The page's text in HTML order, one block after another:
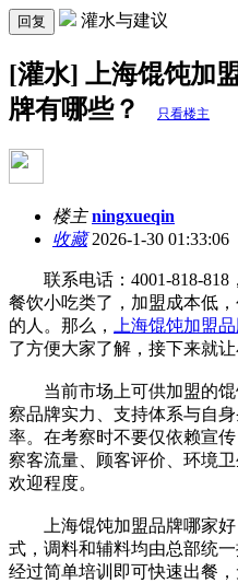
回复 灌水与建议
[灌水] 上海馄饨加
牌有哪些？
只看楼主
楼主 ningxueqin
收藏2026-1-30 01:33:06
联系电话：4001-818-818
餐饮小吃类了，加盟成本低
的人。那么，
上海馄饨加盟
了方便大家了解，接下来就
当前市场上可供加盟的馄
察品牌实力、支持体系与自
率。在考察时不要仅依赖宣
察客流量、顾客评价、环境
欢迎程度。
上海馄饨加盟品牌哪家好
式，调料和辅料均由总部统
经过简单培训即可快速出餐